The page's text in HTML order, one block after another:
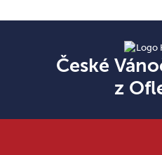
České
z